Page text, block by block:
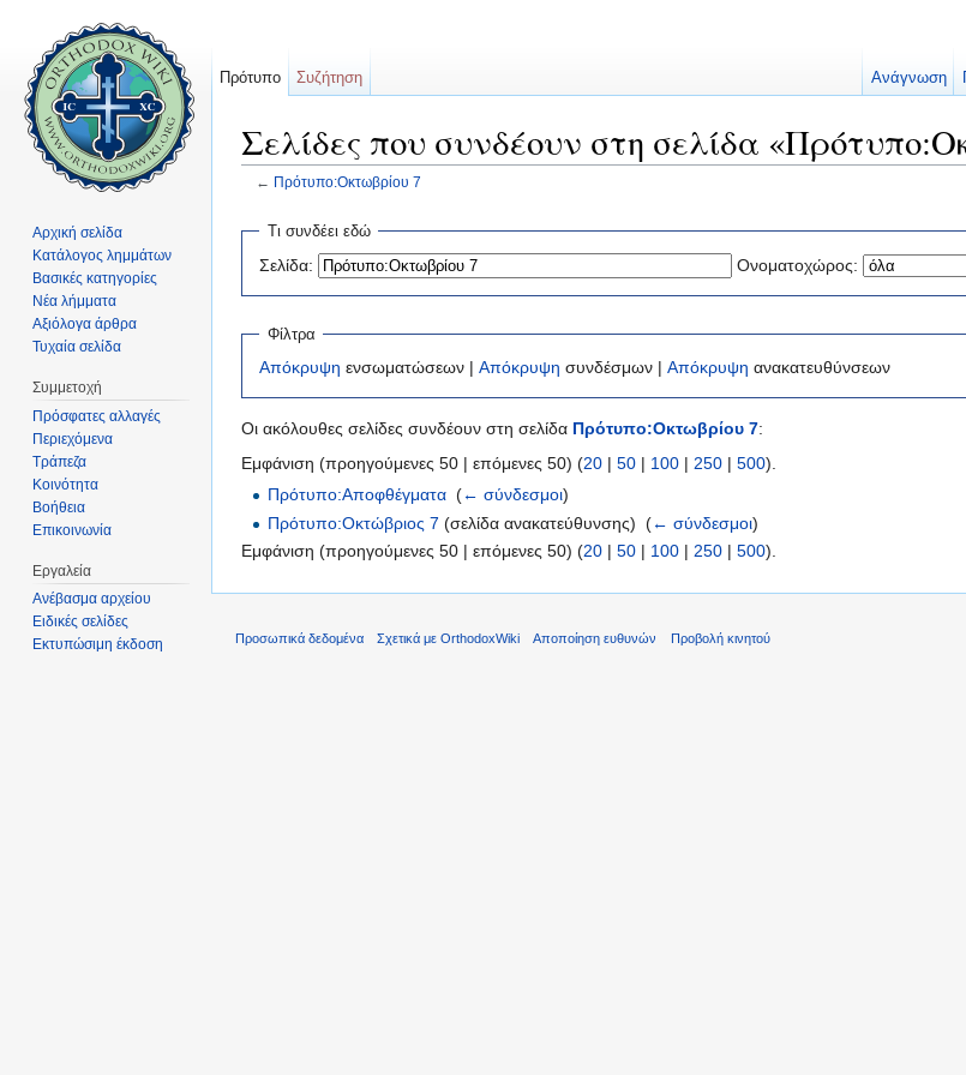
Σελίδες που συνδέουν στη σελίδα
← Πρότυπο:Οκτωβρίου 7
Τι συνδέει εδώ
Σελίδα: Ονοματοχώρος:
Φίλτρα
Απόκρυψη ενσωματώσεων | Απόκρυψη συνδέσμων | Απόκρυψη ανακατευθύνσεων
Οι ακόλουθες σελίδες συνδέουν στη σελίδα Πρότυπο:Οκτωβρίου 7:
Εμφάνιση (προηγούμενες 50 | επόμενες 50) (20 | 50 | 100 | 250 | 500).
Πρότυπο:Αποφθέγματα ‎(← σύνδεσμοι)
Πρότυπο:Οκτώβριος 7 (σελίδα ανακατεύθυνσης) ‎(← σύνδεσμοι)
Εμφάνιση (προηγούμενες 50 | επόμενες 50) (20 | 50 | 100 | 250 | 500).
Πρότυπο Συζήτηση Ανάγνωση
Αρχική σελίδα
Κατάλογος λημμάτων
Βασικές κατηγορίες
Νέα λήμματα
Αξιόλογα άρθρα
Τυχαία σελίδα
Συμμετοχή
Πρόσφατες αλλαγές
Περιεχόμενα
Τράπεζα
Κοινότητα
Βοήθεια
Επικοινωνία
Εργαλεία
Ανέβασμα αρχείου
Ειδικές σελίδες
Εκτυπώσιμη έκδοση
Προσωπικά δεδομένα Σχετικά με OrthodoxWiki Αποποίηση ευθυνών Προβολή κινητού